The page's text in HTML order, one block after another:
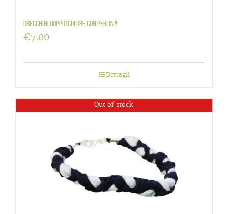
Orecchini doppio colore con perlina
€7.00
Dettagli
Out of stock